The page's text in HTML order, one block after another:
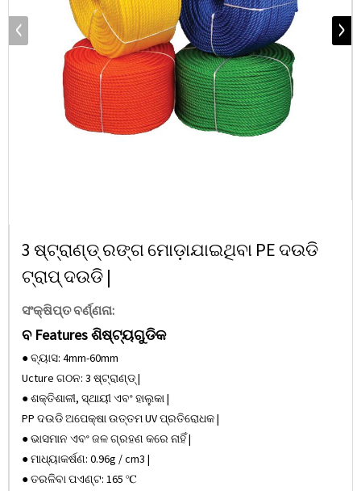
3 ଷ୍ଟ୍ରାଣ୍ଡ୍ ରଙ୍ଗ ମୋଡ଼ାଯାଇଥିବା PE ଦଉଡି
ଟ୍ରାପ୍ ଦଉଡି |
ସଂକ୍ଷିପ୍ତ ବର୍ଣ୍ଣନା:
ବ Features ଶିଷ୍ଟ୍ୟଗୁଡିକ
● ବ୍ୟାସ: 4mm-60mm
Ucture ଗଠନ: 3 ଷ୍ଟ୍ରାଣ୍ଡ୍ |
● ଶକ୍ତିଶାଳୀ, ସ୍ଥାୟୀ ଏବଂ ହାଲୁକା |
PP ଦଉଡି ଅପେକ୍ଷା ଉତ୍ତମ UV ପ୍ରତିରୋଧକ |
● ଭାସମାନ ଏବଂ ଜଳ ଗ୍ରହଣ କରେ ନାହିଁ |
● ମାଧ୍ୟାକର୍ଷଣ: 0.96g / cm3 |
● ତରଳିବା ପଏଣ୍ଟ: 165 ℃